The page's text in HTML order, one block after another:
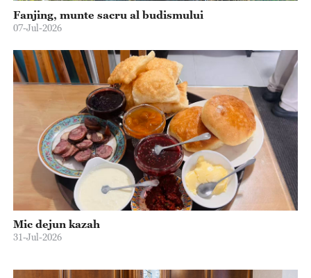
Fanjing, munte sacru al budismului
07-Jul-2026
Mic dejun kazah
31-Jul-2026